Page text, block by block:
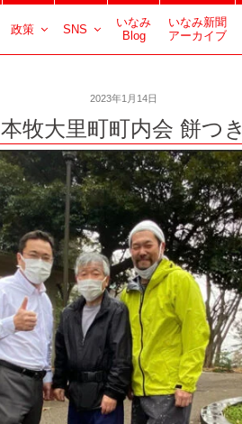
政策 SNS
いなみ
Blog
いなみ新聞
アーカイブ
2023年1月14日
本牧大里町町内会 餅つき